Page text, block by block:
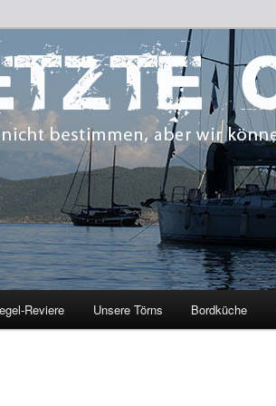
bestimmen, aber wir können die Segel richten.
Reviere Unsere Törns Bordküche